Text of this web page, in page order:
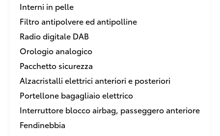
Interni in pelle
Filtro antipolvere ed antipolline
Radio digitale DAB
Orologio analogico
Pacchetto sicurezza
Alzacristalli elettrici anteriori e posteriori
Portellone bagagliaio elettrico
Interruttore blocco airbag, passeggero anteriore
Fendinebbia